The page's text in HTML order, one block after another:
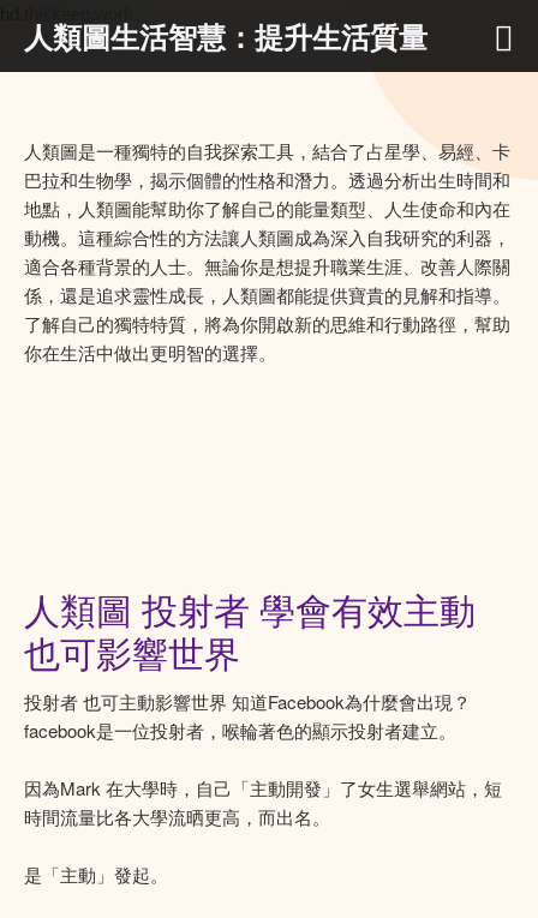
人類圖生活智慧：提升生活質量
人類圖是一種獨特的自我探索工具，結合了占星學、易經、卡
巴拉和生物學，揭示個體的性格和潛力。透過分析出生時間和
地點，人類圖能幫助你了解自己的能量類型、人生使命和內在
動機。這種綜合性的方法讓人類圖成為深入自我研究的利器，
適合各種背景的人士。無論你是想提升職業生涯、改善人際關
係，還是追求靈性成長，人類圖都能提供寶貴的見解和指導。
了解自己的獨特特質，將為你開啟新的思維和行動路徑，幫助
你在生活中做出更明智的選擇。
人類圖 投射者 學會有效主動
也可影響世界
投射者 也可主動影響世界 知道Facebook為什麼會出現？
facebook是一位投射者，喉輪著色的顯示投射者建立。
因為Mark 在大學時，自己「主動開發」了女生選舉網站，短
時間流量比各大學流晒更高，而出名。
是「主動」發起。